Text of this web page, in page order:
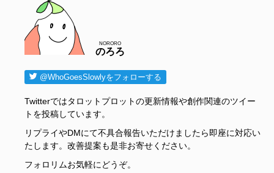
のろろ
NORORO
@WhoGoesSlowlyをフォローする
Twitterではタロットプロットの更新情報や創作関連のツイー
トを投稿しています。
リプライやDMにて不具合報告いただけましたら即座に対応い
たします。改善提案も是非お寄せください。
フォロリムお気軽にどうぞ。